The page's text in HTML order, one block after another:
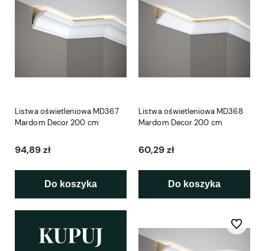
Listwa oświetleniowa MD367
Mardom Decor 200 cm
94,89 zł
Do koszyka
Listwa oświetleniowa MD368
Mardom Decor 200 cm
60,29 zł
Do koszyka
Do